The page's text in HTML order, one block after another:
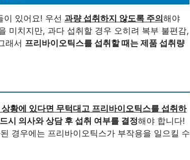
이 있어요! 우선 과량 섭취하지 않도록 주의 해야
미치지만, 과다 섭취할 경우 오히려 복부 불편감,
래서 프리바이오틱스를 섭취할 때는 제품 섭취량
황에 있다면 무턱대고 프리바이오틱스를 섭취하
시 의사와 상담 후 섭취 여부를 결정해야 합니다!
경우에는 프리바이오틱스가 부작용을 일으킬 수